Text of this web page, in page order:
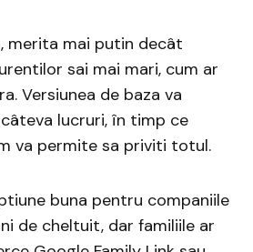
merita mai putin decât
sai mai mari, cum ar
Versiunea de baza va
lucruri, în timp ce
va permite sa priviti totul.
buna pentru companiile
de cheltuit, dar familiile ar